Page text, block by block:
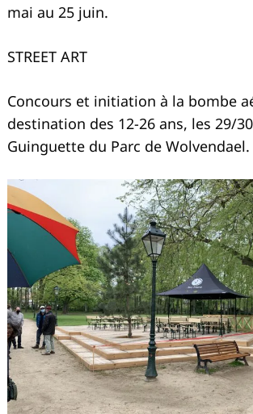
mai au 25 juin.
STREET ART
Concours et initiation à la bombe
destination des 12-26 ans, les 29/
Guinguette du Parc de Wolvendael.